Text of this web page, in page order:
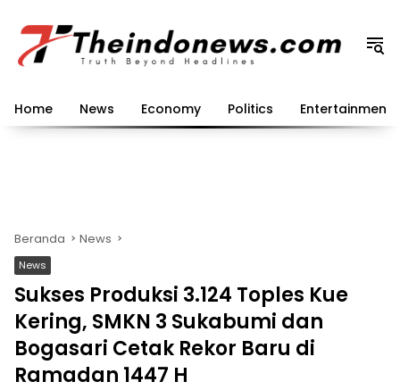
konten
Home News Economy Politics Entertainment
Beranda News
News
Sukses Produksi 3.124 Toples Kue
Kering, SMKN 3 Sukabumi dan
Bogasari Cetak Rekor Baru di
Ramadan 1447 H